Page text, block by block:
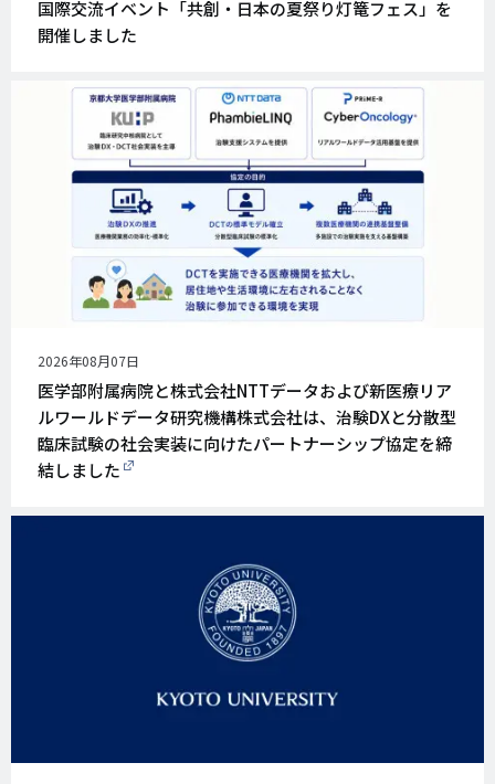
日
国際交流イベント「共創・日本の夏祭り灯篭フェス」を
開催しました
公
開
日
2026年08月07日
医学部附属病院と株式会社NTTデータおよび新医療リア
ルワールドデータ研究機構株式会社は、治験DXと分散型
臨床試験の社会実装に向けたパートナーシップ協定を締
結しました